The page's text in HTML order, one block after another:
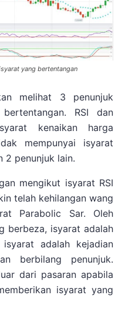
yang bertentangan
melihat 3 penunjuk
RSI dan
kenaikan harga
mempunyai isyarat
2 penunjuk lain.
mengikut isyarat RSI
telah kehilangan wang
Parabolic Sar. Oleh
berbeza, isyarat adalah
adalah kejadian
berbilang penunjuk.
dari pasaran apabila
isyarat yang